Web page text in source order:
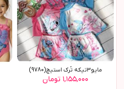
مایو٣تیکه تُرک استیچ(9780)
۱,۱۵۵,۰۰۰ تومان